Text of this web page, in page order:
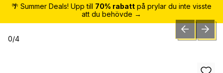
🌴 Summer Deals! Upp till 70% rabatt på prylar du inte visste
att du behövde →
0/4 PREVIOUSNEXT